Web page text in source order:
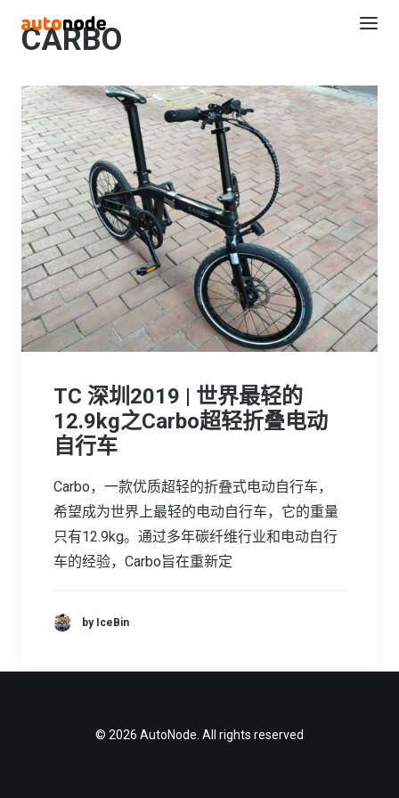
Search
CARBO
TC 深圳2019 | 世界最轻的
12.9kg之Carbo超轻折叠电动
自行车
Carbo，一款优质超轻的折叠式电动自行车，
希望成为世界上最轻的电动自行车，它的重量
只有12.9kg。通过多年碳纤维行业和电动自行
车的经验，Carbo旨在重新定
by IceBin
© 2026 AutoNode. All rights reserved